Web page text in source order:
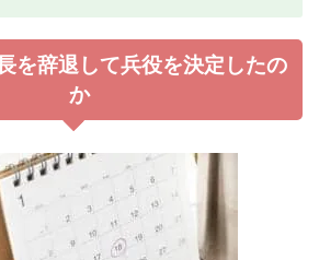
を辞退して兵役を決定したの
か